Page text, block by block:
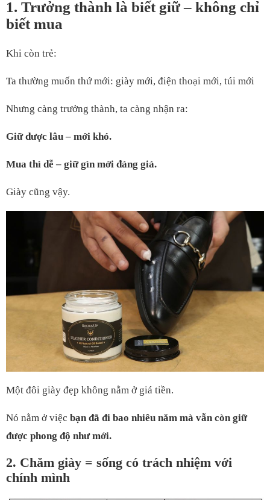
1. Trưởng thành là biết giữ – không chỉ
biết mua
Khi còn trẻ:
Ta thường muốn thứ mới: giày mới, điện thoại mới, túi mới
Nhưng càng trưởng thành, ta càng nhận ra:
Giữ được lâu – mới khó.
Mua thì dễ – giữ gìn mới đáng giá.
Giày cũng vậy.
Một đôi giày đẹp không nằm ở giá tiền.
Nó nằm ở việc bạn đã đi bao nhiêu năm mà vẫn còn giữ
được phong độ như mới.
2. Chăm giày = sống có trách nhiệm với
chính mình